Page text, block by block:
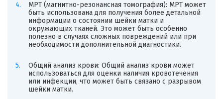
МРТ (магнитно-резонансная томография): МРТ может
быть использована для получения более детальной
информации о состоянии шейки матки и
окружающих тканей. Это может быть особенно
полезно в случаях сложных повреждений или при
необходимости дополнительной диагностики.
Общий анализ крови: Общий анализ крови может
использоваться для оценки наличия кровотечения
или инфекции, что может быть связано с разрывом
шейки матки.